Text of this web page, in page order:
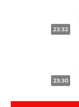
23:32
23:30